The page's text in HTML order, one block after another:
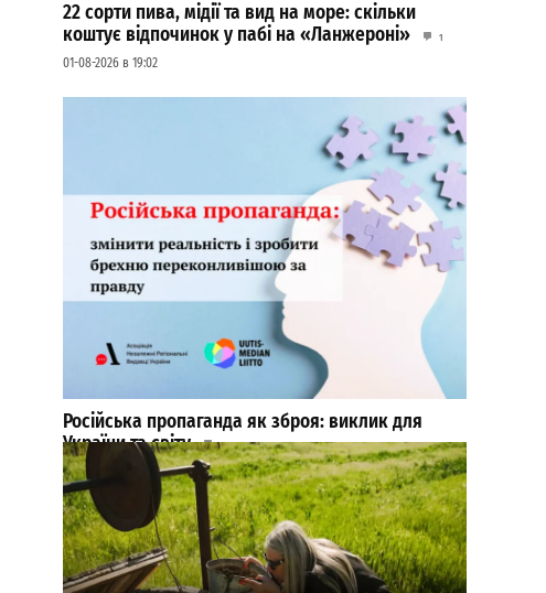
22 сорти пива, мідії та вид на море: скільки
коштує відпочинок у пабі на «Ланжероні»
1
01-08-2026 в 19:02
Російська пропаганда як зброя: виклик для
України та світу
0
04-08-2026 в 17:05
ВИБІР РЕДАКЦІЇ